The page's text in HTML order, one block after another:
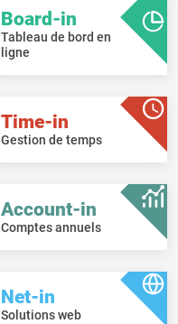
Board-in
Tableau de bord en
ligne
Time-in
Gestion de temps
Account-in
Comptes annuels
Net-in
Solutions web